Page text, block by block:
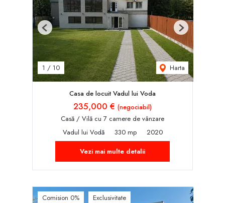
1 / 10 Harta
Previous Next
Casa de locuit Vadul lui Voda
235,000 € (negociabil)
Casă / Vilă cu 7 camere de vânzare
Vadul lui Vodă
330 mp
2020
Vezi mai multe detalii
Comision 0% Exclusivitate